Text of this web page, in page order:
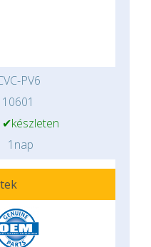
PV6
10601
✔készleten
1nap